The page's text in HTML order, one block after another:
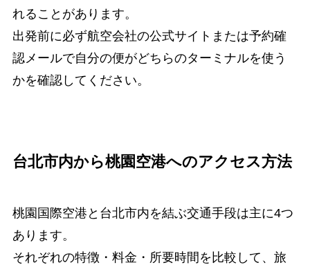
れることがあります。
出発前に必ず航空会社の公式サイトまたは予約確
認メールで自分の便がどちらのターミナルを使う
かを確認してください。
台北市内から桃園空港へのアクセス方法
桃園国際空港と台北市内を結ぶ交通手段は主に4つ
あります。
それぞれの特徴・料金・所要時間を比較して、旅